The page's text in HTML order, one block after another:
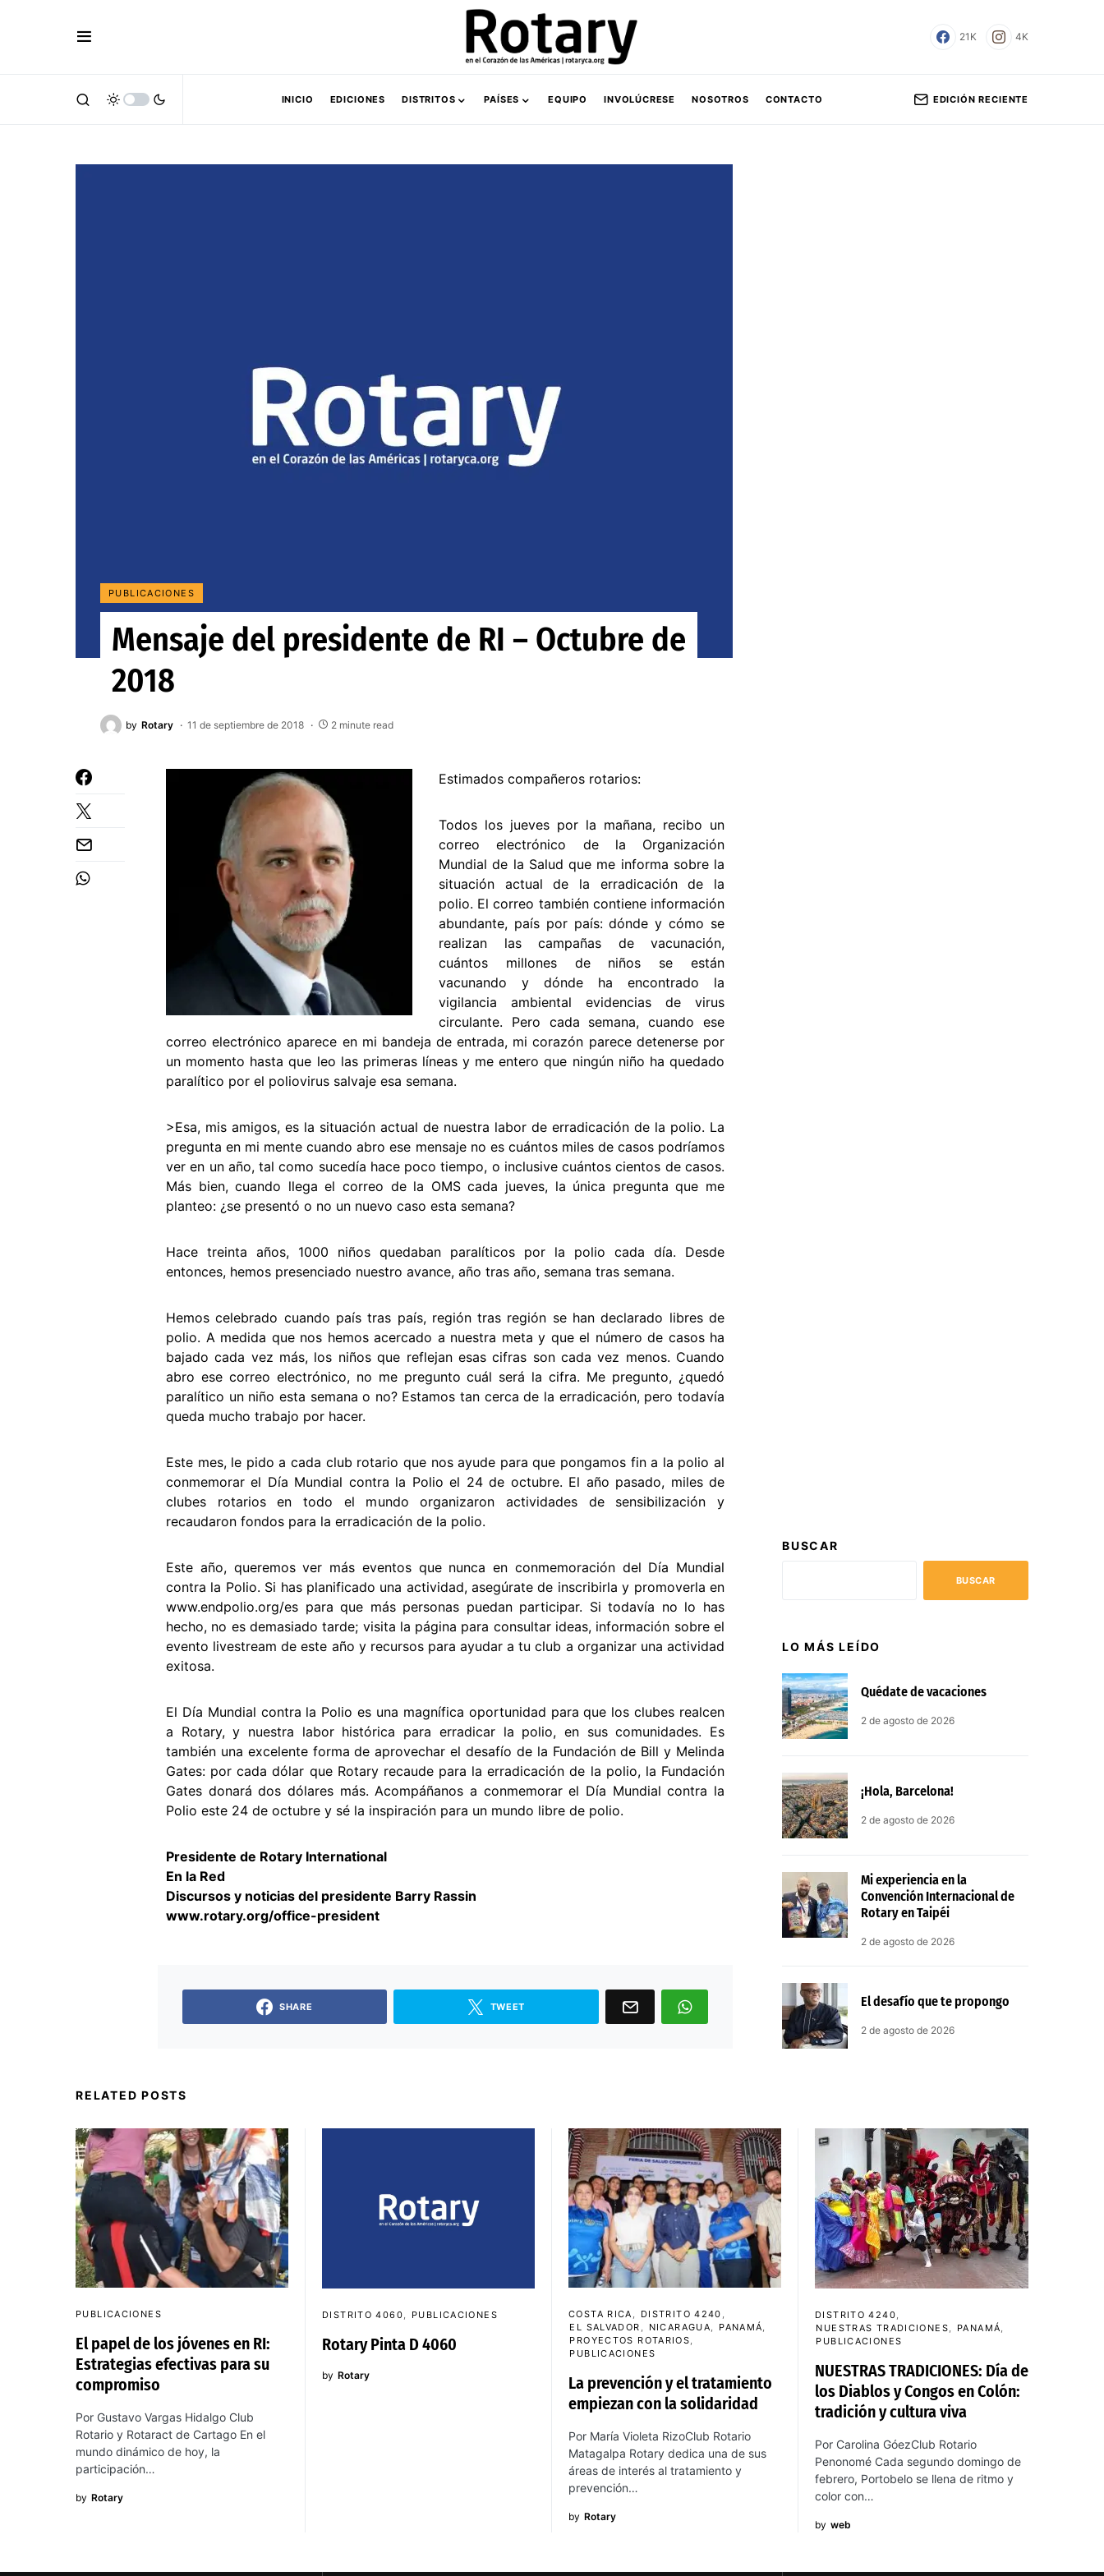
21K 4K
INICIO EDICIONES DISTRITOS PAÍSES EQUIPO INVOLÚCRESE NOSOTROS CONTACTO EDICIÓN RECIENTE
PUBLICACIONES
Mensaje del presidente de RI – Octubre de
2018
by Rotary 11 de septiembre de 2018 2 minute read
Estimados compañeros rotarios:
Todos los jueves por la mañana, recibo un
correo electrónico de la Organización
Mundial de la Salud que me informa sobre la
situación actual de la erradicación de la
polio. El correo también contiene información
abundante, país por país: dónde y cómo se
realizan las campañas de vacunación,
cuántos millones de niños se están
vacunando y dónde ha encontrado la
vigilancia ambiental evidencias de virus
circulante. Pero cada semana, cuando ese
correo electrónico aparece en mi bandeja de entrada, mi corazón parece detenerse por
un momento hasta que leo las primeras líneas y me entero que ningún niño ha quedado
paralítico por el poliovirus salvaje esa semana.
>Esa, mis amigos, es la situación actual de nuestra labor de erradicación de la polio. La
pregunta en mi mente cuando abro ese mensaje no es cuántos miles de casos podríamos
ver en un año, tal como sucedía hace poco tiempo, o inclusive cuántos cientos de casos.
Más bien, cuando llega el correo de la OMS cada jueves, la única pregunta que me
planteo: ¿se presentó o no un nuevo caso esta semana?
Hace treinta años, 1000 niños quedaban paralíticos por la polio cada día. Desde
entonces, hemos presenciado nuestro avance, año tras año, semana tras semana.
Hemos celebrado cuando país tras país, región tras región se han declarado libres de
polio. A medida que nos hemos acercado a nuestra meta y que el número de casos ha
bajado cada vez más, los niños que reflejan esas cifras son cada vez menos. Cuando
abro ese correo electrónico, no me pregunto cuál será la cifra. Me pregunto, ¿quedó
paralítico un niño esta semana o no? Estamos tan cerca de la erradicación, pero todavía
queda mucho trabajo por hacer.
Este mes, le pido a cada club rotario que nos ayude para que pongamos fin a la polio al
conmemorar el Día Mundial contra la Polio el 24 de octubre. El año pasado, miles de
clubes rotarios en todo el mundo organizaron actividades de sensibilización y
recaudaron fondos para la erradicación de la polio.
Este año, queremos ver más eventos que nunca en conmemoración del Día Mundial
contra la Polio. Si has planificado una actividad, asegúrate de inscribirla y promoverla en
www.endpolio.org/es para que más personas puedan participar. Si todavía no lo has
hecho, no es demasiado tarde; visita la página para consultar ideas, información sobre el
evento livestream de este año y recursos para ayudar a tu club a organizar una actividad
exitosa.
El Día Mundial contra la Polio es una magnífica oportunidad para que los clubes realcen
a Rotary, y nuestra labor histórica para erradicar la polio, en sus comunidades. Es
también una excelente forma de aprovechar el desafío de la Fundación de Bill y Melinda
Gates: por cada dólar que Rotary recaude para la erradicación de la polio, la Fundación
Gates donará dos dólares más. Acompáñanos a conmemorar el Día Mundial contra la
Polio este 24 de octubre y sé la inspiración para un mundo libre de polio.
Presidente de Rotary International
En la Red
Discursos y noticias del presidente Barry Rassin
www.rotary.org/office-president
SHARE TWEET
BUSCAR
BUSCAR
LO MÁS LEÍDO
Quédate de vacaciones
2 de agosto de 2026
¡Hola, Barcelona!
2 de agosto de 2026
Mi experiencia en la
Convención Internacional de
Rotary en Taipéi
2 de agosto de 2026
El desafío que te propongo
2 de agosto de 2026
RELATED POSTS
PUBLICACIONES
El papel de los jóvenes en RI:
Estrategias efectivas para su
compromiso
Por Gustavo Vargas Hidalgo Club
Rotario y Rotaract de Cartago En el
mundo dinámico de hoy, la
participación…
by Rotary
DISTRITO 4060 PUBLICACIONES
Rotary Pinta D 4060
by Rotary
COSTA RICA
DISTRITO 4240
EL SALVADOR
NICARAGUA
PANAMÁ
PROYECTOS ROTARIOS
PUBLICACIONES
La prevención y el tratamiento
empiezan con la solidaridad
Por María Violeta RizoClub Rotario
Matagalpa Rotary dedica una de sus
áreas de interés al tratamiento y
prevención…
by Rotary
DISTRITO 4240
NUESTRAS TRADICIONES
PANAMÁ
PUBLICACIONES
NUESTRAS TRADICIONES: Día de
los Diablos y Congos en Colón:
tradición y cultura viva
Por Carolina GóezClub Rotario
Penonomé Cada segundo domingo de
febrero, Portobelo se llena de ritmo y
color con…
by web